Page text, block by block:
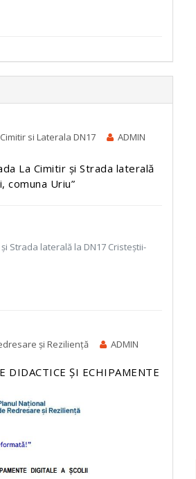
si Laterala DN17 ADMIN
La Cimitir și Strada laterală
comuna Uriu”
Strada laterală la DN17 Cristeștii-
și Reziliență ADMIN
DIDACTICE ȘI ECHIPAMENTE